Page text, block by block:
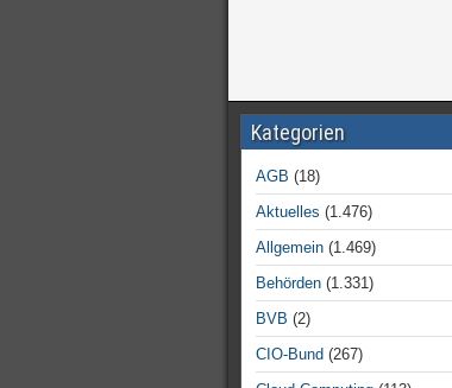
Kategorien
AGB (18)
Aktuelles (1.476)
Allgemein (1.469)
Behörden (1.331)
BVB (2)
CIO-Bund (267)